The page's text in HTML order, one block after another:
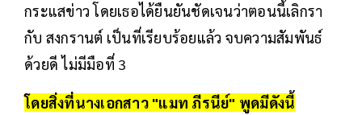
กระแสข่าว โดยเธอได้ยืนยันชัดเจนว่าตอนนี้เลิกรา
กับ สงกรานต์ เป็นที่เรียบร้อยแล้ว จบความสัมพันธ์
ด้วยดี ไม่มีมือที่ 3
โดยสิ่งที่นางเอกสาว "แมท ภีรนีย์" พูดมีดังนี้